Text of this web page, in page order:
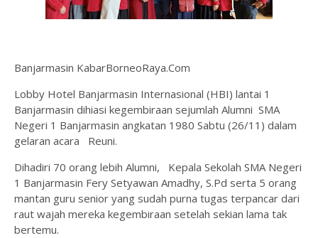
Banjarmasin KabarBorneoRaya.Com
Lobby Hotel Banjarmasin Internasional (HBI) lantai 1
Banjarmasin dihiasi kegembiraan sejumlah Alumni SMA
Negeri 1 Banjarmasin angkatan 1980 Sabtu (26/11) dalam
gelaran acara Reuni.
Dihadiri 70 orang lebih Alumni, Kepala Sekolah SMA Negeri
1 Banjarmasin Fery Setyawan Amadhy, S.Pd serta 5 orang
mantan guru senior yang sudah purna tugas terpancar dari
raut wajah mereka kegembiraan setelah sekian lama tak
bertemu.